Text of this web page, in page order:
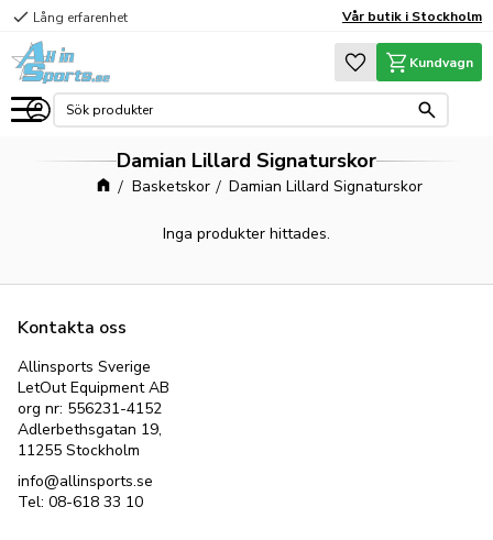
Meny
check Lång erfarenhet Vår butik i Stockholm
Favoriter
Kundvagn
Damian Lillard Signaturskor
Basketskor Damian Lillard Signaturskor
Inga produkter hittades.
Kontakta oss
Allinsports Sverige
LetOut Equipment AB
org nr: 556231-4152
Adlerbethsgatan 19,
11255 Stockholm
info@allinsports.se
Tel: 08-618 33 10